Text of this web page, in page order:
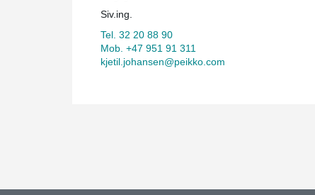
Siv.ing.
Tel. 32 20 88 90
Mob. +47 951 91 311
kjetil.johansen@peikko.com